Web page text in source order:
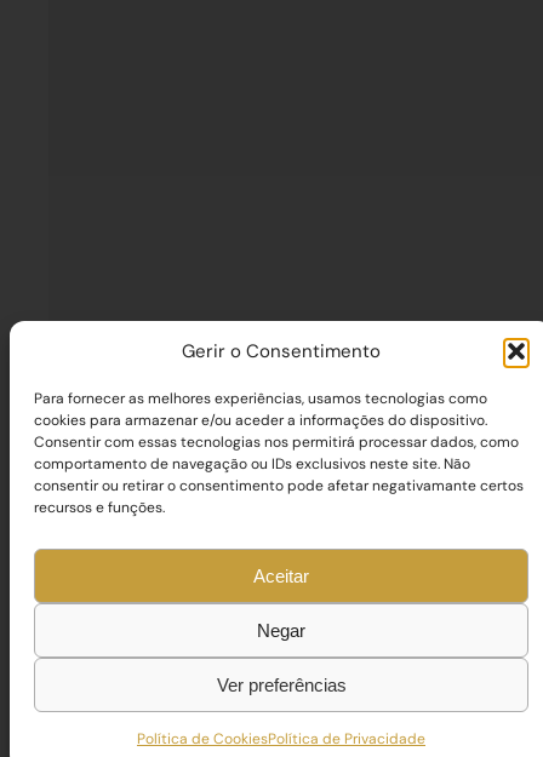
Gerir o Consentimento
Para fornecer as melhores experiências, usamos tecnologias como
cookies para armazenar e/ou aceder a informações do dispositivo.
Consentir com essas tecnologias nos permitirá processar dados, como
comportamento de navegação ou IDs exclusivos neste site. Não
consentir ou retirar o consentimento pode afetar negativamante certos
recursos e funções.
Aceitar
Negar
Ver preferências
Política de CookiesPolítica de Privacidade